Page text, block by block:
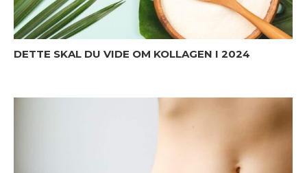
DETTE SKAL DU VIDE OM KOLLAGEN I 2024